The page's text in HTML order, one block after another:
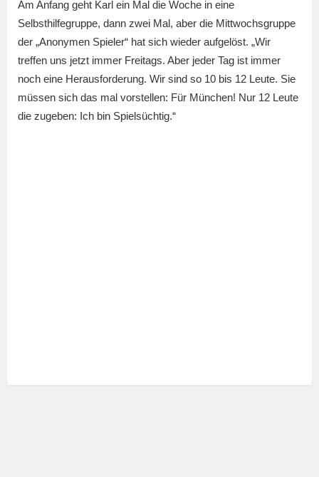
Am Anfang geht Karl ein Mal die Woche in eine
Selbsthilfegruppe, dann zwei Mal, aber die Mittwochsgruppe
der „Anonymen Spieler“ hat sich wieder aufgelöst. „Wir
treffen uns jetzt immer Freitags. Aber jeder Tag ist immer
noch eine Herausforderung. Wir sind so 10 bis 12 Leute. Sie
müssen sich das mal vorstellen: Für München! Nur 12 Leute
die zugeben: Ich bin Spielsüchtig.“